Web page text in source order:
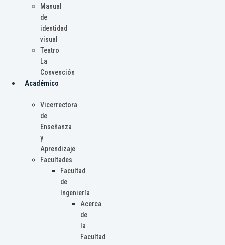
Manual
de
identidad
visual
Teatro
La
Convención
Académico
Vicerrectora
de
Enseñanza
y
Aprendizaje
Facultades
Facultad
de
Ingeniería
Acerca
de
la
Facultad